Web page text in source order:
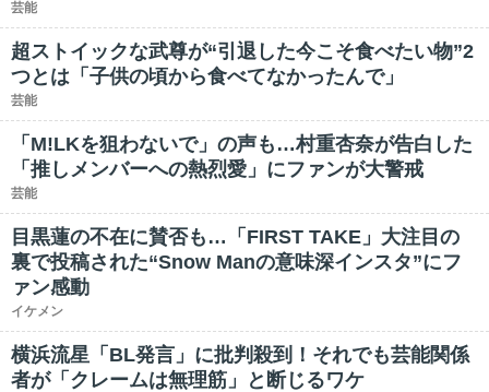
芸能
超ストイックな武尊が“引退した今こそ食べたい物”2
つとは「子供の頃から食べてなかったんで」
芸能
「M!LKを狙わないで」の声も…村重杏奈が告白した
「推しメンバーへの熱烈愛」にファンが大警戒
芸能
目黒蓮の不在に賛否も…「FIRST TAKE」大注目の
裏で投稿された“Snow Manの意味深インスタ”にフ
ァン感動
イケメン
横浜流星「BL発言」に批判殺到！それでも芸能関係
者が「クレームは無理筋」と断じるワケ